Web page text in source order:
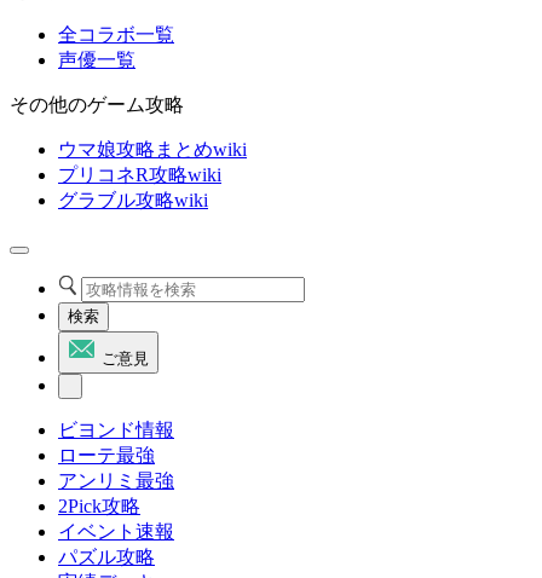
全コラボ一覧
声優一覧
その他のゲーム攻略
ウマ娘攻略まとめwiki
プリコネR攻略wiki
グラブル攻略wiki
検索
ご意見
ビヨンド情報
ローテ最強
アンリミ最強
2Pick攻略
イベント速報
パズル攻略